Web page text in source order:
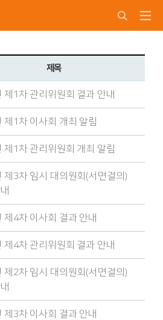
제목
제1차 관리위원회 결과 안내
제1차 이사회 개최 알림
제1차 관리위원회 개최 알림
제3차 임시 대의원회(서면결의)
제4차 이사회 결과 안내
제4차 관리위원회 결과 안내
제2차 임시 대의원회(서면결의)
제3차 이사회 결과 안내